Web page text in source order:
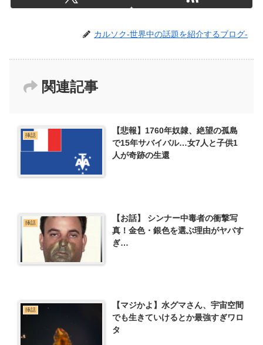
カルソク-世界中の話題を紹介するブログ-
関連記事
挿話
【悲報】1760年奴隷、絶望の孤島
で15年サバイバル…女7人と子供1
人が奇跡の生還
挿話
【お話】 シンナー中毒者の衝撃写
真！金色・銀色を選ぶ理由がヤバす
ぎ…
挿話
【マジかよ】水グマさん、宇宙空間
でも生きていけるとか最強すぎワロ
タ